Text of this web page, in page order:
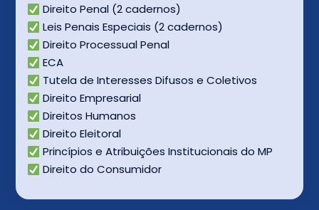
Direito Penal (2 cadernos)
Leis Penais Especiais (2 cadernos)
Direito Processual Penal
ECA
Tutela de Interesses Difusos e Coletivos
Direito Empresarial
Direitos Humanos
Direito Eleitoral
Princípios e Atribuições Institucionais do MP
Direito do Consumidor